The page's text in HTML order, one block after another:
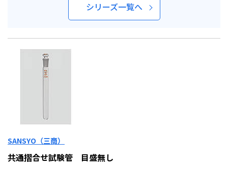
シリーズ一覧へ
SANSYO（三商）
共通摺合せ試験管 目盛無し